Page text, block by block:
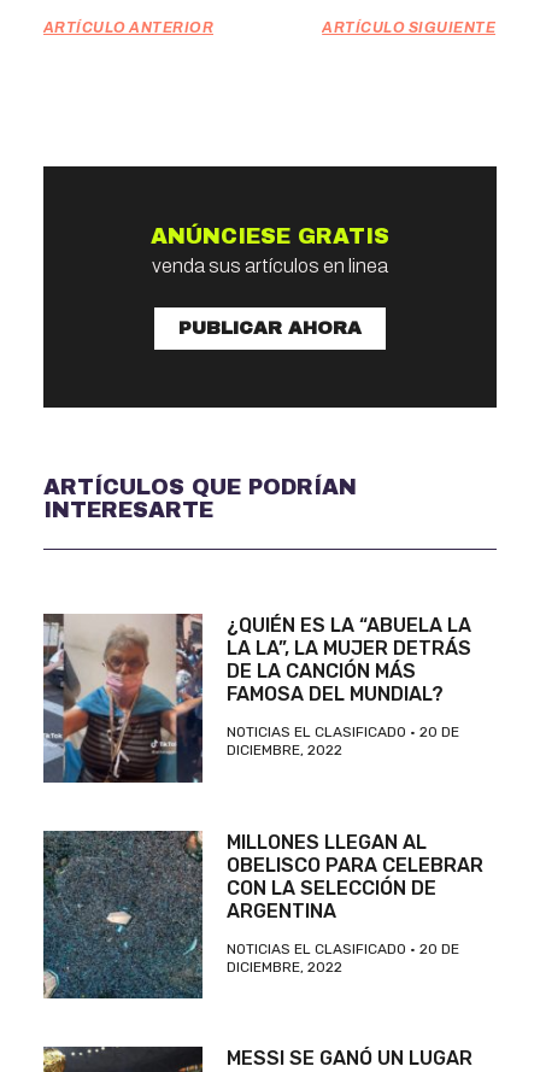
ARTÍCULO ANTERIOR ARTÍCULO SIGUIENTE
ANÚNCIESE GRATIS
venda sus artículos en linea
PUBLICAR AHORA
ARTÍCULOS QUE PODRÍAN
INTERESARTE
¿QUIÉN ES LA “ABUELA LA
LA LA”, LA MUJER DETRÁS
DE LA CANCIÓN MÁS
FAMOSA DEL MUNDIAL?
NOTICIAS EL CLASIFICADO
20 DE
DICIEMBRE, 2022
MILLONES LLEGAN AL
OBELISCO PARA CELEBRAR
CON LA SELECCIÓN DE
ARGENTINA
NOTICIAS EL CLASIFICADO
20 DE
DICIEMBRE, 2022
MESSI SE GANÓ UN LUGAR